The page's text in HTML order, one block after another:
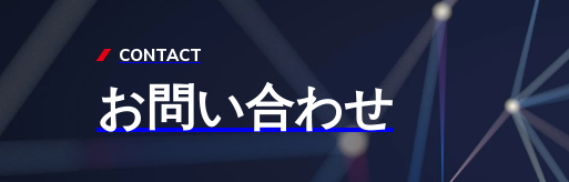
CONTACT
お問い合わせ